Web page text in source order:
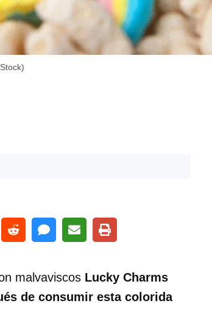
malvaviscos Lucky Charms
de consumir esta colorida